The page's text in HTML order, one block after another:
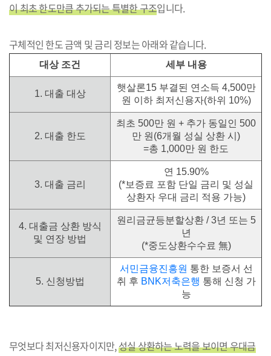
이 최초 한도만큼 추가되는 특별한 구조입니다.
구체적인 한도 금액 및 금리 정보는 아래와 같습니다.
대상 조건 세부 내용
1. 대출 대상
햇살론15 부결된 연소득 4,500만
원 이하 최저신용자(하위 10%)
2. 대출 한도
최초 500만 원 + 추가 동일인 500
만 원(6개월 성실 상환 시)
=총 1,000만 원 한도
3. 대출 금리
연 15.90%
(*보증료 포함 단일 금리 및 성실
상환자 우대 금리 적용 가능)
4. 대출금 상환 방식
및 연장 방법
원리금균등분할상환 / 3년 또는 5
년
(*중도상환수수료 無)
5. 신청방법
서민금융진흥원 통한 보증서 선
취 후 BNK저축은행 통해 신청 가
능
무엇보다 최저신용자이지만,성실 상환하는 노력을 보이면 우대금